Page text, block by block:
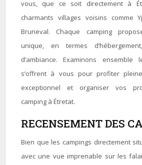
vous, que ce soit directement à
charmants villages voisins comme
Bruneval. Chaque camping
unique, en termes
d’ambiance. Examinons
s’offrent à vous pour profiter
exceptionnel et organiser vos
camping à Étretat.
RECENSEMENT DES
Bien que les campings directement
avec une vue imprenable sur les